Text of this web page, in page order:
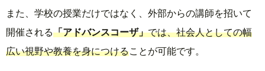
また、学校の授業だけではなく、外部からの講師を招いて
開催される「アドバンスコーザ」では、社会人としての幅
広い視野や教養を身につけることが可能です。